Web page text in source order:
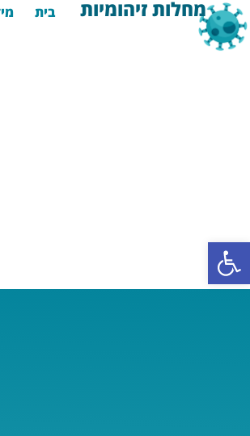
פתח סרגל נגישות
מחלות זיהומיות בית